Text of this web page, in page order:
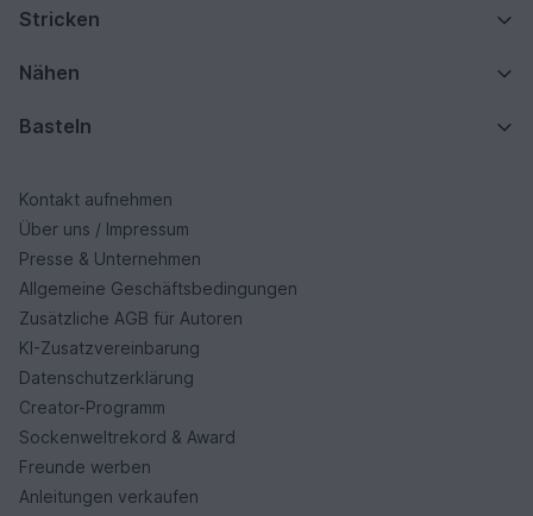
Stricken
Nähen
Basteln
Kontakt aufnehmen
Über uns / Impressum
Presse & Unternehmen
Allgemeine Geschäftsbedingungen
Zusätzliche AGB für Autoren
KI-Zusatzvereinbarung
Datenschutzerklärung
Creator-Programm
Sockenweltrekord & Award
Freunde werben
Anleitungen verkaufen